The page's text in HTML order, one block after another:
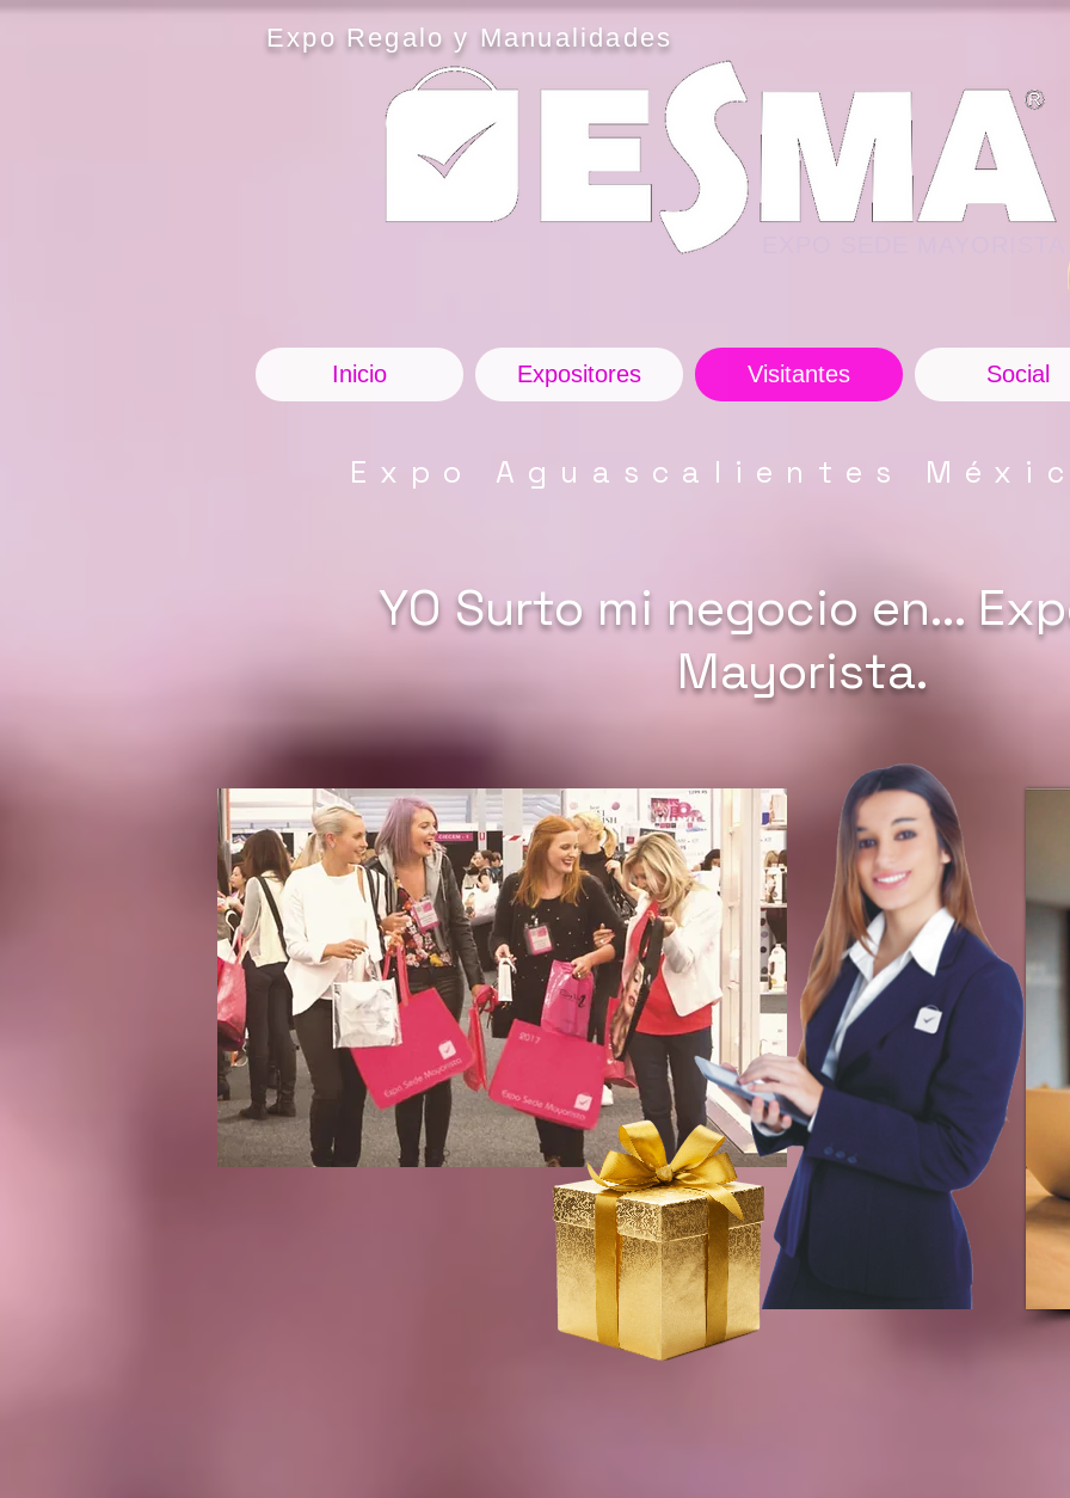
Expo Regalo y Manualidades
Inicio Expositores Visitantes Social
Expo Aguascalientes
YO Surto mi negocio en...
Mayorista.